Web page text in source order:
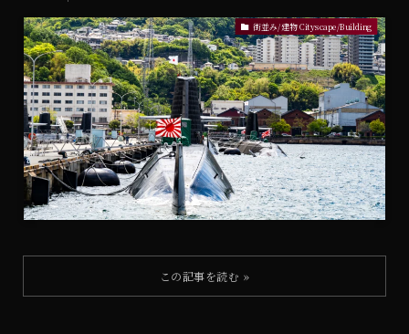
街並み/建物 Cityscape/Building